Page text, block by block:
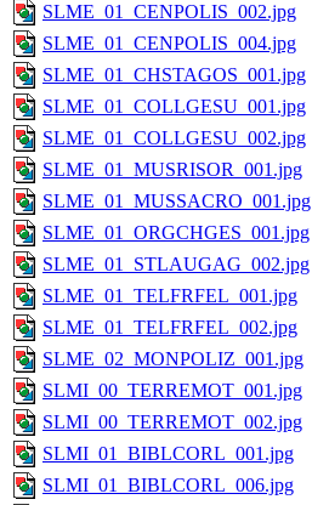
SLME_01_CENPOLIS_002.jpg
SLME_01_CENPOLIS_004.jpg
SLME_01_CHSTAGOS_001.jpg
SLME_01_COLLGESU_001.jpg
SLME_01_COLLGESU_002.jpg
SLME_01_MUSRISOR_001.jpg
SLME_01_MUSSACRO_001.jpg
SLME_01_ORGCHGES_001.jpg
SLME_01_STLAUGAG_002.jpg
SLME_01_TELFRFEL_001.jpg
SLME_01_TELFRFEL_002.jpg
SLME_02_MONPOLIZ_001.jpg
SLMI_00_TERREMOT_001.jpg
SLMI_00_TERREMOT_002.jpg
SLMI_01_BIBLCORL_001.jpg
SLMI_01_BIBLCORL_006.jpg